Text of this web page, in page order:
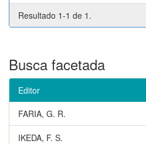
Resultado 1-1 de 1.
Busca facetada
Editor
FARIA, G. R.
IKEDA, F. S.